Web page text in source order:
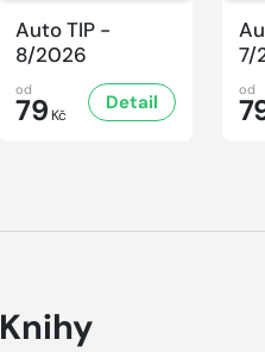
Auto TIP -
8/2026
od
79 Kč
Detail
7/
od
Knihy